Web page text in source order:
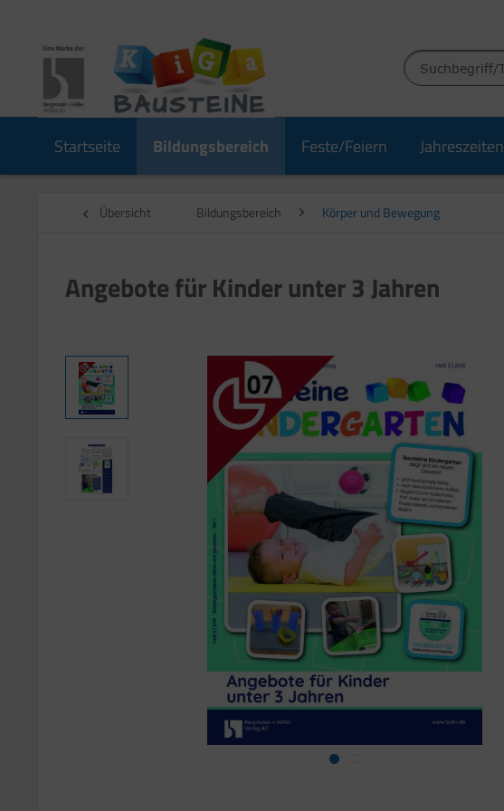
Startseite Bildungsbereich Feste/Feiern Jahreszeiten
Übersicht Bildungsbereich Körper und Bewegung
Angebote für Kinder unter 3 Jahren